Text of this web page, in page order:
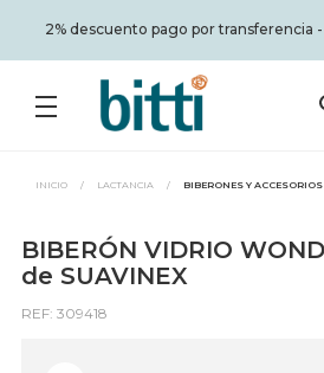
2% descuento pago por transferencia
INICIO / LACTANCIA / BIBERONES Y
BIBERÓN VIDRIO
de SUAVINEX
REF: 309418